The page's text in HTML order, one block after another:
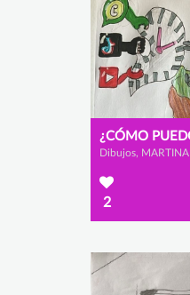
Dibujos, MARTINA
2